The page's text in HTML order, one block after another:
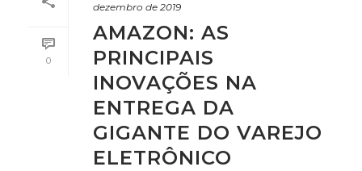
0
dezembro de 2019
AMAZON: AS
PRINCIPAIS
INOVAÇÕES NA
ENTREGA DA
GIGANTE DO VAREJO
ELETRÔNICO